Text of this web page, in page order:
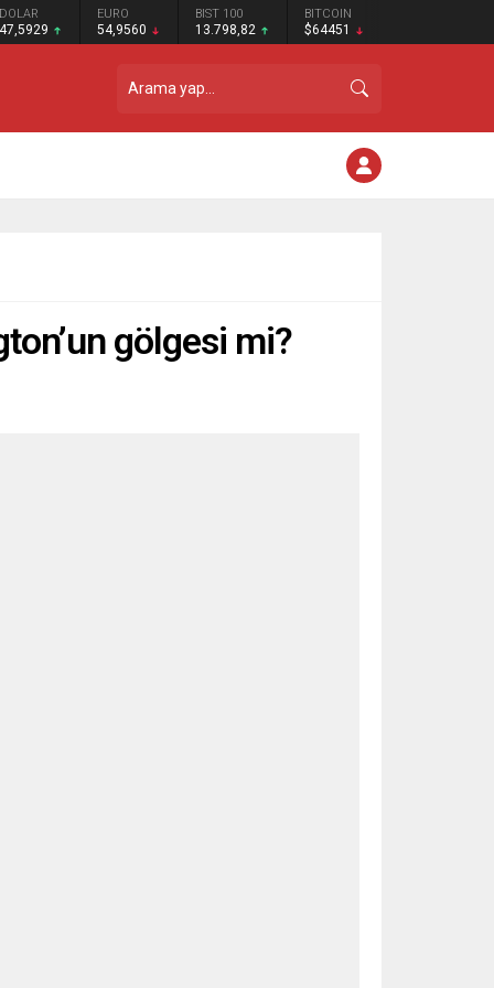
DOLAR
47,5929
EURO
54,9560
BIST 100
13.798,82
BITCOIN
$64451
gölgesi mi?